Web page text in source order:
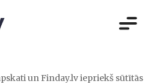
un Finday.lv iepriekš sūtītās